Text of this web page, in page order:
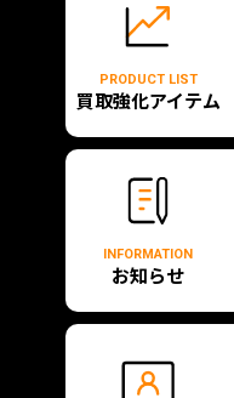
PRODUCT LIST
買取強化アイテム
INFORMATION
お知らせ